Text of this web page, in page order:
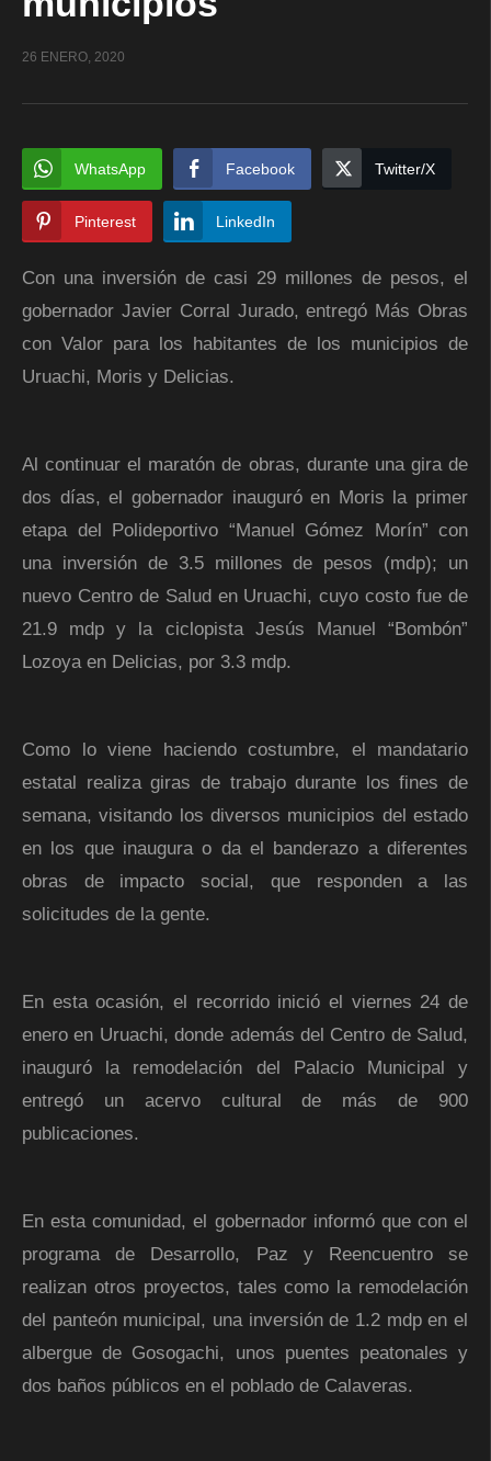
26 ENERO, 2020
WhatsApp Facebook Twitter/X
Pinterest LinkedIn
Con una inversión de casi 29 millones de pesos, el
gobernador Javier Corral Jurado, entregó Más Obras
con Valor para los habitantes de los municipios de
Uruachi, Moris y Delicias.
Al continuar el maratón de obras, durante una gira de
dos días, el gobernador inauguró en Moris la primer
etapa del Polideportivo “Manuel Gómez Morín” con
una inversión de 3.5 millones de pesos (mdp); un
nuevo Centro de Salud en Uruachi, cuyo costo fue de
21.9 mdp y la ciclopista Jesús Manuel “Bombón”
Lozoya en Delicias, por 3.3 mdp.
Como lo viene haciendo costumbre, el mandatario
estatal realiza giras de trabajo durante los fines de
semana, visitando los diversos municipios del estado
en los que inaugura o da el banderazo a diferentes
obras de impacto social, que responden a las
solicitudes de la gente.
En esta ocasión, el recorrido inició el viernes 24 de
enero en Uruachi, donde además del Centro de Salud,
inauguró la remodelación del Palacio Municipal y
entregó un acervo cultural de más de 900
publicaciones.
En esta comunidad, el gobernador informó que con el
programa de Desarrollo, Paz y Reencuentro se
realizan otros proyectos, tales como la remodelación
del panteón municipal, una inversión de 1.2 mdp en el
albergue de Gosogachi, unos puentes peatonales y
dos baños públicos en el poblado de Calaveras.